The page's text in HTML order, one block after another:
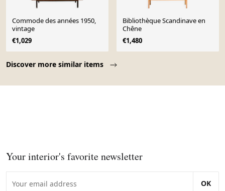
Discover more similar items
Commode des années 1950,
vintage
€1,029
Bibliothèque Scandinave en
Chêne
€1,480
Your interior's favorite newsletter
OK